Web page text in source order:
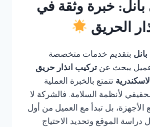
خبرة وثقة في
الحريق
بتقديم خدمات متخصصة
عميل يبحث عن تركيب انذار حريق
تتمتع بالخبرة العملية
لأنظمة السلامة. فالشركة لا
الأجهزة، بل تبدأ مع العميل من أول
الموقع وتحديد الاحتياج